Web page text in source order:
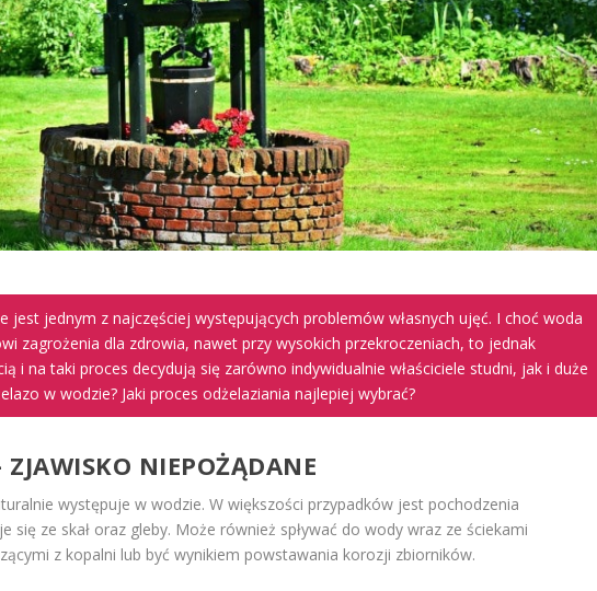
jest jednym z najczęściej występujących problemów własnych ujęć. I choć woda
zagrożenia dla zdrowia, nawet przy wysokich przekroczeniach, to jednak
i na taki proces decydują się zarówno indywidualnie właściciele studni, jak i duże
w wodzie? Jaki proces odżelaziania najlepiej wybrać?
NIEPOŻĄDANE
występuje w wodzie. W większości przypadków jest pochodzenia
się ze skał oraz gleby. Może również spływać do wody wraz ze ściekami
z kopalni lub być wynikiem powstawania korozji zbiorników.